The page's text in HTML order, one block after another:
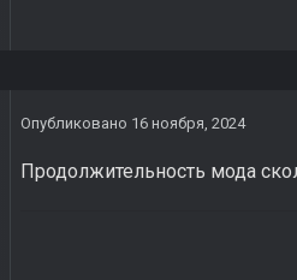
Опубликовано 16 ноября, 2024
Продолжительность мода